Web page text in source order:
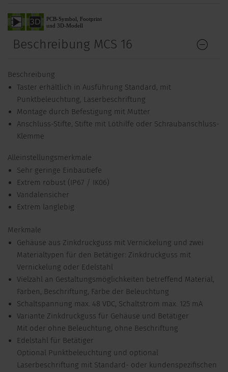
Beschreibung MCS 16
Beschreibung
Taster erhältlich in Ausführung Standard, mit
Punktbeleuchtung, Laserbeschriftung
Montage durch Befestigung mit Mutter
Anschluss-Stifte, Stifte mit Löthilfe oder Schraubanschluss-
Klemme
Alleinstellungsmerkmale
Sehr geringe Einbautiefe
Extrem robust (IP67 / IK06)
Vandalensicher
Extrem langlebig
Merkmale
Gehäuse aus Zinkdruckguss mit Vernickelung und zwei
Materialtypen für den Betätiger: Zinkdruckguss mit
Vernickelung oder Edelstahl
Vielzahl an Gestaltungsmöglichkeiten betreffend Material,
Farben, Beschriftung, Farbe der Beleuchtung
Schaltspannung max. 48 VDC, Schaltstrom max. 125 mA
Variante Zinkdruckguss für Gehäuse und Betätiger
Mit oder ohne Beleuchtung, ohne Beschriftung
Edelstahl für Betätiger
Optional Punktbeleuchtung und optional
Laserbeschriftung mit Standard- oder kundenspezifischen